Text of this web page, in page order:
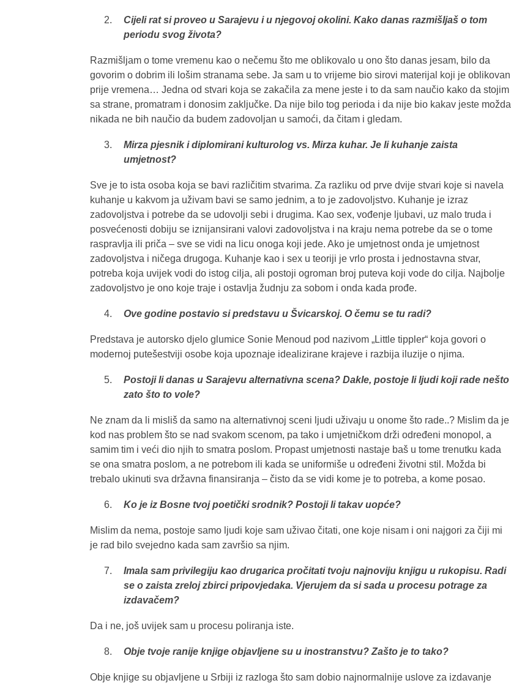
Cijeli rat si proveo u Sarajevu i u njegovoj okolini. Kako danas razmišljaš o tom
periodu svog života?
Razmišljam o tome vremenu kao o nečemu što me oblikovalo u ono što danas jesam, bilo da
govorim o dobrim ili lošim stranama sebe. Ja sam u to vrijeme bio sirovi materijal koji je oblikovan
prije vremena… Jedna od stvari koja se zakačila za mene jeste i to da sam naučio kako da stojim
sa strane, promatram i donosim zaključke. Da nije bilo tog perioda i da nije bio kakav jeste možda
nikada ne bih naučio da budem zadovoljan u samoći, da čitam i gledam.
Mirza pjesnik i diplomirani kulturolog vs. Mirza kuhar. Je li kuhanje zaista
umjetnost?
Sve je to ista osoba koja se bavi različitim stvarima. Za razliku od prve dvije stvari koje si navela
kuhanje u kakvom ja uživam bavi se samo jednim, a to je zadovoljstvo. Kuhanje je izraz
zadovoljstva i potrebe da se udovolji sebi i drugima. Kao sex, vođenje ljubavi, uz malo truda i
posvećenosti dobiju se iznijansirani valovi zadovoljstva i na kraju nema potrebe da se o tome
raspravlja ili priča – sve se vidi na licu onoga koji jede. Ako je umjetnost onda je umjetnost
zadovoljstva i ničega drugoga. Kuhanje kao i sex u teoriji je vrlo prosta i jednostavna stvar,
potreba koja uvijek vodi do istog cilja, ali postoji ogroman broj puteva koji vode do cilja. Najbolje
zadovoljstvo je ono koje traje i ostavlja žudnju za sobom i onda kada prođe.
Ove godine postavio si predstavu u Švicarskoj. O čemu se tu radi?
Predstava je autorsko djelo glumice Sonie Menoud pod nazivom „Little tippler“ koja govori o
modernoj putešestviji osobe koja upoznaje idealizirane krajeve i razbija iluzije o njima.
Postoji li danas u Sarajevu alternativna scena? Dakle, postoje li ljudi koji rade nešto
zato što to vole?
Ne znam da li misliš da samo na alternativnoj sceni ljudi uživaju u onome što rade..? Mislim da je
kod nas problem što se nad svakom scenom, pa tako i umjetničkom drži određeni monopol, a
samim tim i veći dio njih to smatra poslom. Propast umjetnosti nastaje baš u tome trenutku kada
se ona smatra poslom, a ne potrebom ili kada se uniformiše u određeni životni stil. Možda bi
trebalo ukinuti sva državna finansiranja – čisto da se vidi kome je to potreba, a kome posao.
Ko je iz Bosne tvoj poetički srodnik? Postoji li takav uopće?
Mislim da nema, postoje samo ljudi koje sam uživao čitati, one koje nisam i oni najgori za čiji mi
je rad bilo svejedno kada sam završio sa njim.
Imala sam privilegiju kao drugarica pročitati tvoju najnoviju knjigu u rukopisu. Radi
se o zaista zreloj zbirci pripovjedaka. Vjerujem da si sada u procesu potrage za
izdavačem?
Da i ne, još uvijek sam u procesu poliranja iste.
Obje tvoje ranije knjige objavljene su u inostranstvu? Zašto je to tako?
Obje knjige su objavljene u Srbiji iz razloga što sam dobio najnormalnije uslove za izdavanje